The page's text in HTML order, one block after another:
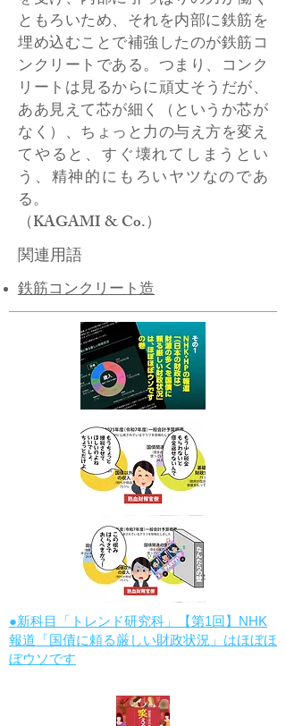
ともろいため、それを内部に鉄筋を
埋め込むことで補強したのが鉄筋コ
ンクリートである。つまり、コンク
リートは見るからに頑丈そうだが、
ああ見えて芯が細く（というか芯が
なく）、ちょっと力の与え方を変え
てやると、すぐ壊れてしまうとい
う、精神的にもろいヤツなのであ
る。
（KAGAMI & Co.）
関連用語
鉄筋コンクリート造
●新科目「トレンド研究科」【第1回】NHK
報道「国債に頼る厳しい財政状況」はほぼほ
ぼウソです